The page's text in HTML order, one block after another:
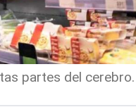
partes del cerebro.